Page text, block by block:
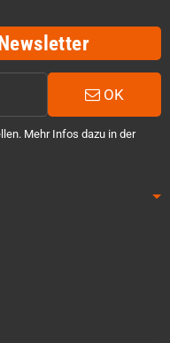
OK
Mehr Infos dazu in der